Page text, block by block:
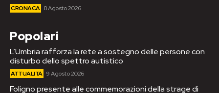
CRONACA 8 Agosto 2026
Popolari
L’Umbria rafforza la rete a sostegno delle persone con
disturbo dello spettro autistico
ATTUALITÀ 9 Agosto 2026
Foligno presente alle commemorazioni della strage di